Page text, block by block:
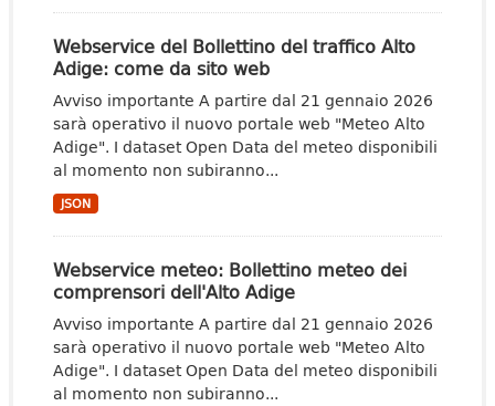
Webservice del Bollettino del traffico Alto
Adige: come da sito web
Avviso importante A partire dal 21 gennaio 2026
sarà operativo il nuovo portale web "Meteo Alto
Adige". I dataset Open Data del meteo disponibili
al momento non subiranno...
JSON
Webservice meteo: Bollettino meteo dei
comprensori dell'Alto Adige
Avviso importante A partire dal 21 gennaio 2026
sarà operativo il nuovo portale web "Meteo Alto
Adige". I dataset Open Data del meteo disponibili
al momento non subiranno...